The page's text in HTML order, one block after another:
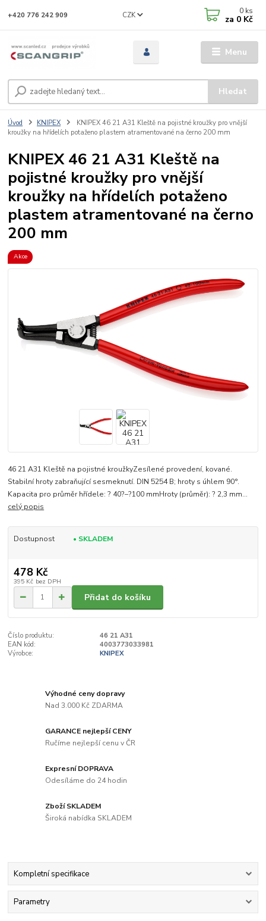
Menu
CZK
Hledat
+420 776 242 909 0 ks
za 0 Kč
Úvod KNIPEX
KNIPEX 46 21 A31 Kleště na pojistné kroužky pro vnější
kroužky na hřídelích potaženo plastem atramentované na černo 200 mm
KNIPEX 46 21 A31 Kleště na
pojistné kroužky pro vnější
kroužky na hřídelích potaženo
plastem atramentované na černo
200 mm
Akce
46 21 A31 Kleště na pojistné kroužkyZesílené provedení, kované.
Stabilní hroty zabraňující sesmeknutí. DIN 5254 B; hroty s úhlem 90°.
Kapacita pro průměr hřídele: ? 40?–?100 mmHroty (průměr): ? 2,3 mm...
celý popis
Dostupnost • SKLADEM
478 Kč
395 Kč bez DPH
Přidat do košíku
Číslo produktu:
46 21 A31
EAN kód:
4003773033981
Výrobce:
KNIPEX
Výhodné ceny dopravy
Nad 3.000 Kč ZDARMA
GARANCE nejlepší CENY
Ručíme nejlepší cenu v ČR
Expresní DOPRAVA
Odesíláme do 24 hodin
Zboží SKLADEM
Široká nabídka SKLADEM
Kompletní specifikace
Parametry